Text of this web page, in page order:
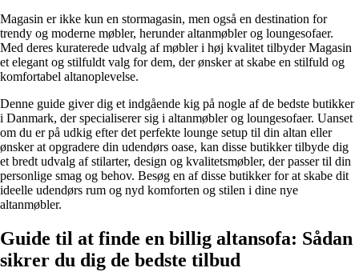
Magasin er ikke kun en stormagasin, men også en destination for
trendy og moderne møbler, herunder altanmøbler og loungesofaer.
Med deres kuraterede udvalg af møbler i høj kvalitet tilbyder Magasin
et elegant og stilfuldt valg for dem, der ønsker at skabe en stilfuld og
komfortabel altanoplevelse.
Denne guide giver dig et indgående kig på nogle af de bedste butikker
i Danmark, der specialiserer sig i altanmøbler og loungesofaer. Uanset
om du er på udkig efter det perfekte lounge setup til din altan eller
ønsker at opgradere din udendørs oase, kan disse butikker tilbyde dig
et bredt udvalg af stilarter, design og kvalitetsmøbler, der passer til din
personlige smag og behov. Besøg en af ​​disse butikker for at skabe dit
ideelle udendørs rum og nyd komforten og stilen i dine nye
altanmøbler.
Guide til at finde en billig altansofa: Sådan
sikrer du dig de bedste tilbud